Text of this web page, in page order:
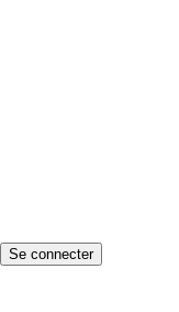
Se connecter